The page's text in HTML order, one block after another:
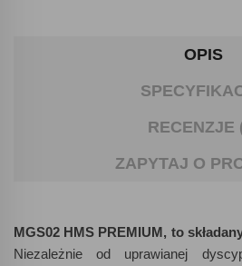
OPIS
RECENZJE
ZAPYTAJ O
MGS02 HMS PREMIUM, to
Niezależnie od uprawianej